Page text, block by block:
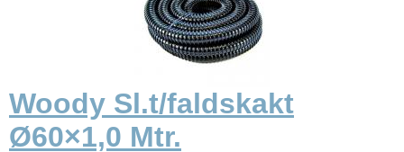
Woody Sl.t/faldskakt
Ø60×1,0 Mtr.